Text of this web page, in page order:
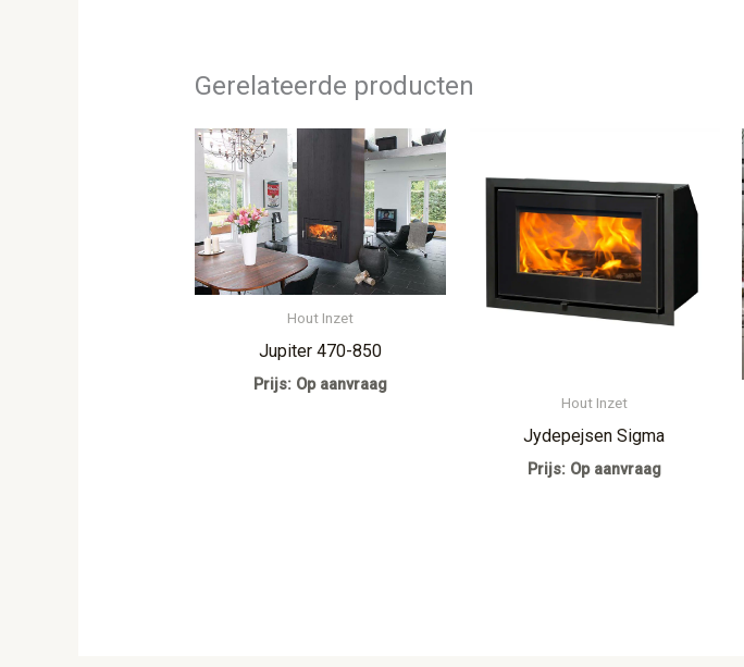
Gerelateerde producten
Hout Inzet
Jupiter 470-850
Prijs: Op aanvraag
Hout Inzet
Jydepejsen Sigma
Prijs: Op aanvraag